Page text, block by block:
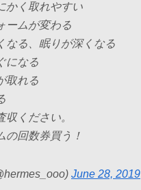
かく取れやすい
ームが変わる
なる、眠りが深くなる
になる
取れる
収ください。
の回数券買う！
June 28, 2019